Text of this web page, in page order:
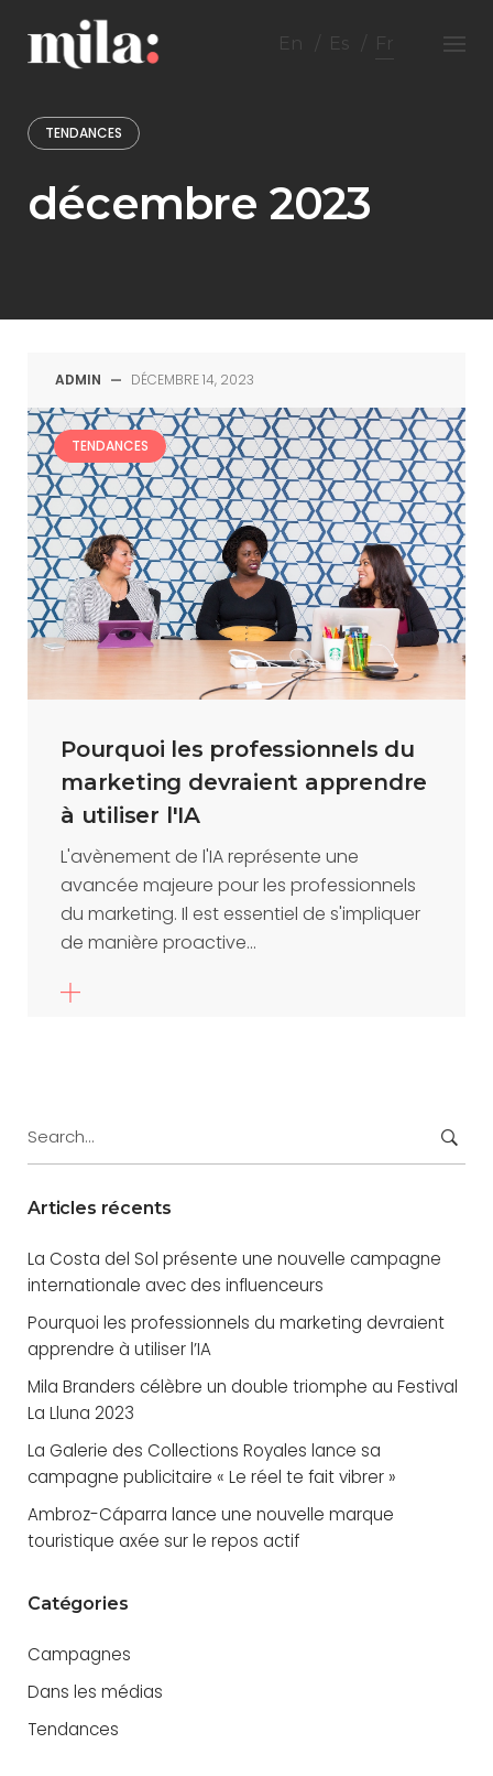
content
En Es Fr
TENDANCES
décembre 2023
ADMIN — DÉCEMBRE 14, 2023
TENDANCES
Pourquoi les professionnels du
marketing devraient apprendre
à utiliser l'IA
L'avènement de l'IA représente une
avancée majeure pour les professionnels
du marketing. Il est essentiel de s'impliquer
de manière proactive...
for:
Articles récents
La Costa del Sol présente une nouvelle campagne
internationale avec des influenceurs
Pourquoi les professionnels du marketing devraient
apprendre à utiliser l’IA
Mila Branders célèbre un double triomphe au Festival
La Lluna 2023
La Galerie des Collections Royales lance sa
campagne publicitaire « Le réel te fait vibrer »
Ambroz-Cáparra lance une nouvelle marque
touristique axée sur le repos actif
Catégories
Campagnes
Dans les médias
Tendances